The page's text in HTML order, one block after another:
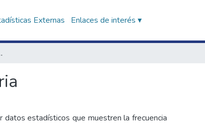
Externas Enlaces de interés ▾
datos estadísticos que muestren la frecuencia